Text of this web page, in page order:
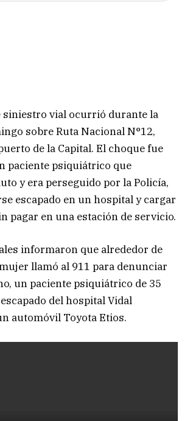
siniestro vial ocurrió durante la
sobre Ruta Nacional N°12,
de la Capital. El choque fue
paciente psiquiátrico que
y era perseguido por la Policía,
escapado en un hospital y cargar
pagar en una estación de servicio.
informaron que alrededor de
llamó al 911 para denunciar
un paciente psiquiátrico de 35
del hospital Vidal
automóvil Toyota Etios.